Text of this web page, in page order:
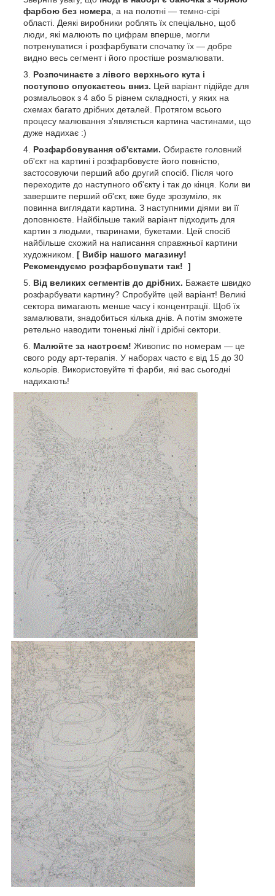
фарбою без номера , а на полотні — темно-сірі
області. Деякі виробники роблять їх спеціально, щоб
люди, які малюють по цифрам вперше, могли
потренуватися і розфарбувати спочатку їх — добре
видно весь сегмент і його простіше розмалювати.
Розпочинаєте з лівого верхнього кута і
поступово опускаєтесь вниз. Цей варіант підійде для
розмальовок з 4 або 5 рівнем складності, у яких на
схемах багато дрібних деталей. Протягом всього
процесу малювання з'являється картина частинами, що
дуже надихає :)
Розфарбовування об'єктами. Обираєте головний
об'єкт на картині і розфарбовуєте його повністю,
застосовуючи перший або другий спосіб. Після чого
переходите до наступного об'єкту і так до кінця. Коли ви
завершите перший об'єкт, вже буде зрозуміло, як
повинна виглядати картина. З наступними діями ви її
доповнюєте. Найбільше такий варіант підходить для
картин з людьми, тваринами, букетами. Цей спосіб
найбільше схожий на написання справжньої картини
художником. [ Вибір нашого магазину!
Рекомендуємо розфарбовувати так! ]
Від великих сегментів до дрібних. Бажаєте швидко
розфарбувати картину? Спробуйте цей варіант! Великі
сектора вимагають менше часу і концентрації. Щоб їх
замалювати, знадобиться кілька днів. А потім зможете
ретельно наводити тоненькі лінії і дрібні сектори.
Малюйте за настроєм! Живопис по номерам — це
свого роду арт-терапія. У наборах часто є від 15 до 30
кольорів. Використовуйте ті фарби, які вас сьогодні
надихають!